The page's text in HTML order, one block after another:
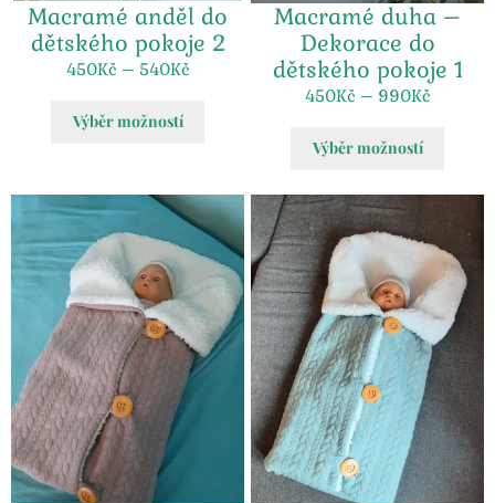
Macramé anděl do
dětského pokoje 2
450Kč – 540Kč
Výběr možností
Macramé duha –
Dekorace do
dětského pokoje 1
450Kč – 990Kč
Výběr možností